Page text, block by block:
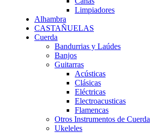
Limpiadores
Alhambra
CASTAÑUELAS
Cuerda
Bandurrias y Laúdes
Banjos
Guitarras
Acústicas
Clásicas
Eléctricas
Electroacusticas
Flamencas
Otros Instrumentos de Cuerda
Ukeleles